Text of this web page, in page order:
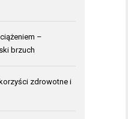
–
brzuch
zdrowotne i